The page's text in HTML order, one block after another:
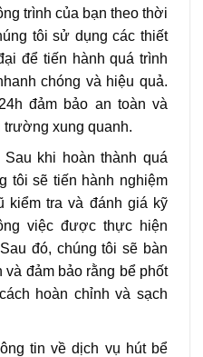
trình của bạn theo thời
tôi sử dụng các thiết
để tiến hành quá trình
chóng và hiệu quả.
đảm bảo an toàn và
trường xung quanh.
Sau khi hoàn thành quá
tôi sẽ tiến hành nghiệm
kiểm tra và đánh giá kỹ
việc được thực hiện
đó, chúng tôi sẽ bàn
và đảm bảo rằng bể phốt
hoàn chỉnh và sạch
tin về dịch vụ hút bể